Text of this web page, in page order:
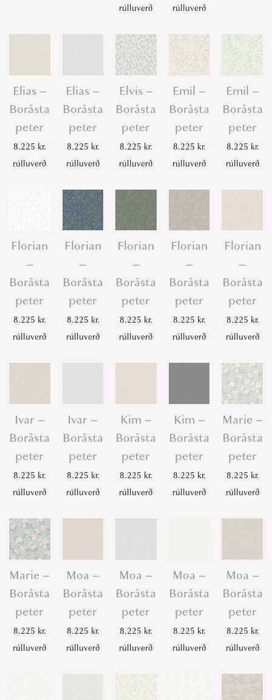
rúlluverð rúlluverð
Elias –
Boråsta
peter
8.225 kr.
rúlluverð
Elias –
Boråsta
peter
8.225 kr.
rúlluverð
Elvis –
Boråsta
peter
8.225 kr.
rúlluverð
Emil –
Boråsta
peter
8.225 kr.
rúlluverð
Emil –
Boråsta
peter
8.225 kr.
rúlluverð
Florian
–
Boråsta
peter
8.225 kr.
rúlluverð
Florian
–
Boråsta
peter
8.225 kr.
rúlluverð
Florian
–
Boråsta
peter
8.225 kr.
rúlluverð
Florian
–
Boråsta
peter
8.225 kr.
rúlluverð
Florian
–
Boråsta
peter
8.225 kr.
rúlluverð
Ivar –
Boråsta
peter
8.225 kr.
rúlluverð
Ivar –
Boråsta
peter
8.225 kr.
rúlluverð
Kim –
Boråsta
peter
8.225 kr.
rúlluverð
Kim –
Boråsta
peter
8.225 kr.
rúlluverð
Marie –
Boråsta
peter
8.225 kr.
rúlluverð
Marie –
Boråsta
peter
8.225 kr.
rúlluverð
Moa –
Boråsta
peter
8.225 kr.
rúlluverð
Moa –
Boråsta
peter
8.225 kr.
rúlluverð
Moa –
Boråsta
peter
8.225 kr.
rúlluverð
Moa –
Boråsta
peter
8.225 kr.
rúlluverð